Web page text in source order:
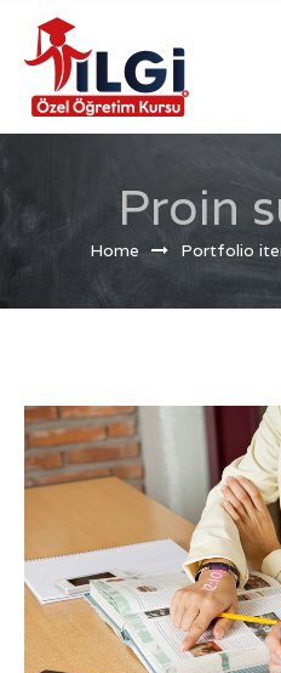
Proin
Home Portfolio